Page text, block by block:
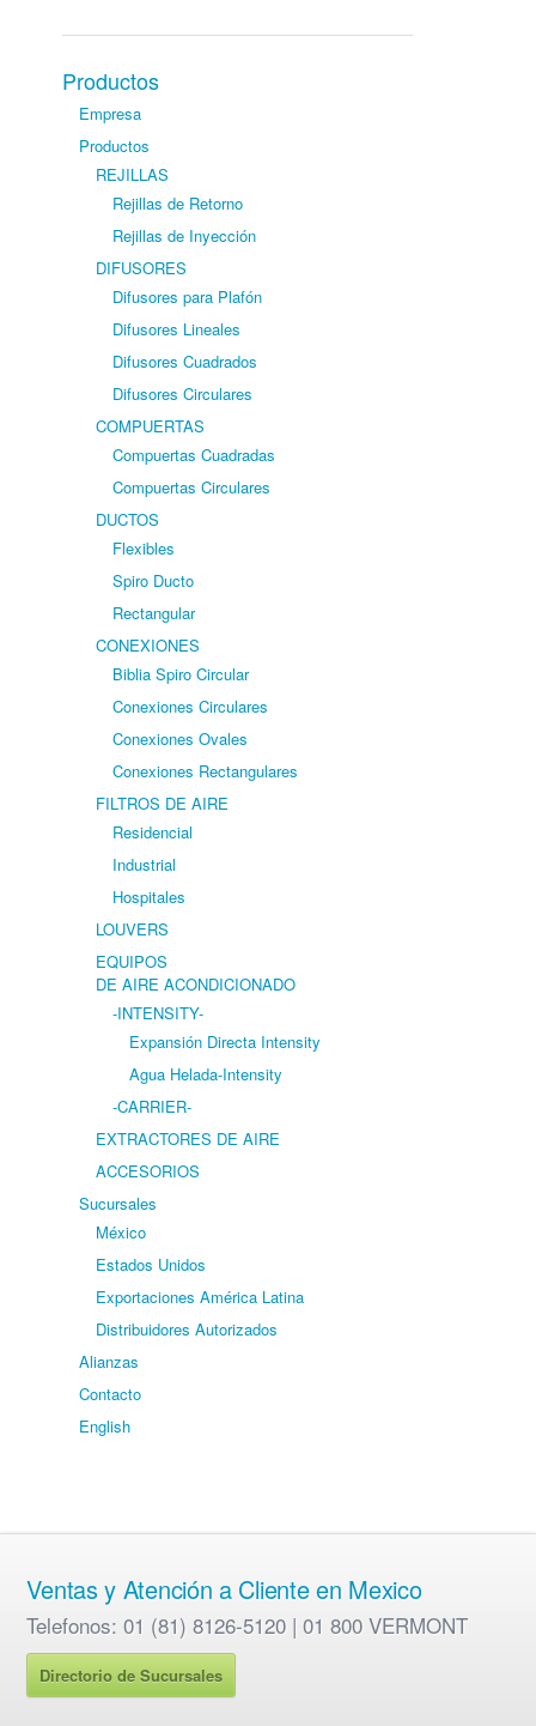
Productos
Empresa
Productos
REJILLAS
Rejillas de Retorno
Rejillas de Inyección
DIFUSORES
Difusores para Plafón
Difusores Lineales
Difusores Cuadrados
Difusores Circulares
COMPUERTAS
Compuertas Cuadradas
Compuertas Circulares
DUCTOS
Flexibles
Spiro Ducto
Rectangular
CONEXIONES
Biblia Spiro Circular
Conexiones Circulares
Conexiones Ovales
Conexiones Rectangulares
FILTROS DE AIRE
Residencial
Industrial
Hospitales
LOUVERS
EQUIPOS
DE AIRE ACONDICIONADO
-INTENSITY-
Expansión Directa Intensity
Agua Helada-Intensity
-CARRIER-
EXTRACTORES DE AIRE
ACCESORIOS
Sucursales
México
Estados Unidos
Exportaciones América Latina
Distribuidores Autorizados
Alianzas
Contacto
English
Ventas y Atención a Cliente en Mexico
Telefonos: 01 (81) 8126-5120 | 01 800 VERMONT
Directorio de Sucursales